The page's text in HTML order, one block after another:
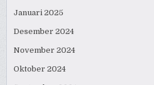
Januari 2025
Desember 2024
November 2024
Oktober 2024